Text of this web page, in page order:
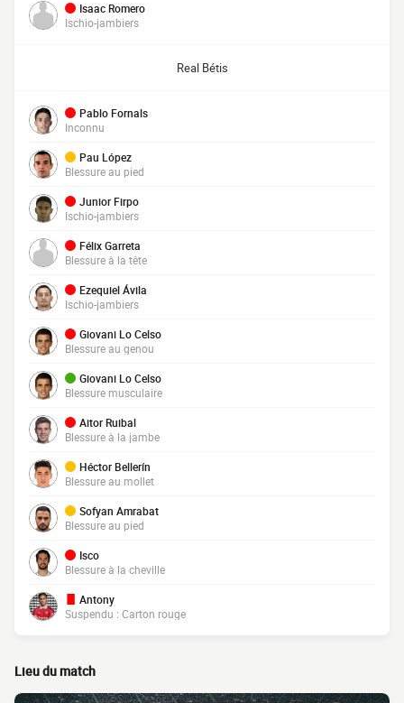
Isaac Romero
Ischio-jambiers
Real Bétis
Pablo Fornals
Inconnu
Pau López
Blessure au pied
Junior Firpo
Ischio-jambiers
Félix Garreta
Blessure à la tête
Ezequiel Ávila
Ischio-jambiers
Giovani Lo Celso
Blessure au genou
Giovani Lo Celso
Blessure musculaire
Aitor Ruibal
Blessure à la jambe
Héctor Bellerín
Blessure au mollet
Sofyan Amrabat
Blessure au pied
Isco
Blessure à la cheville
Antony
Suspendu : Carton rouge
Lieu du match